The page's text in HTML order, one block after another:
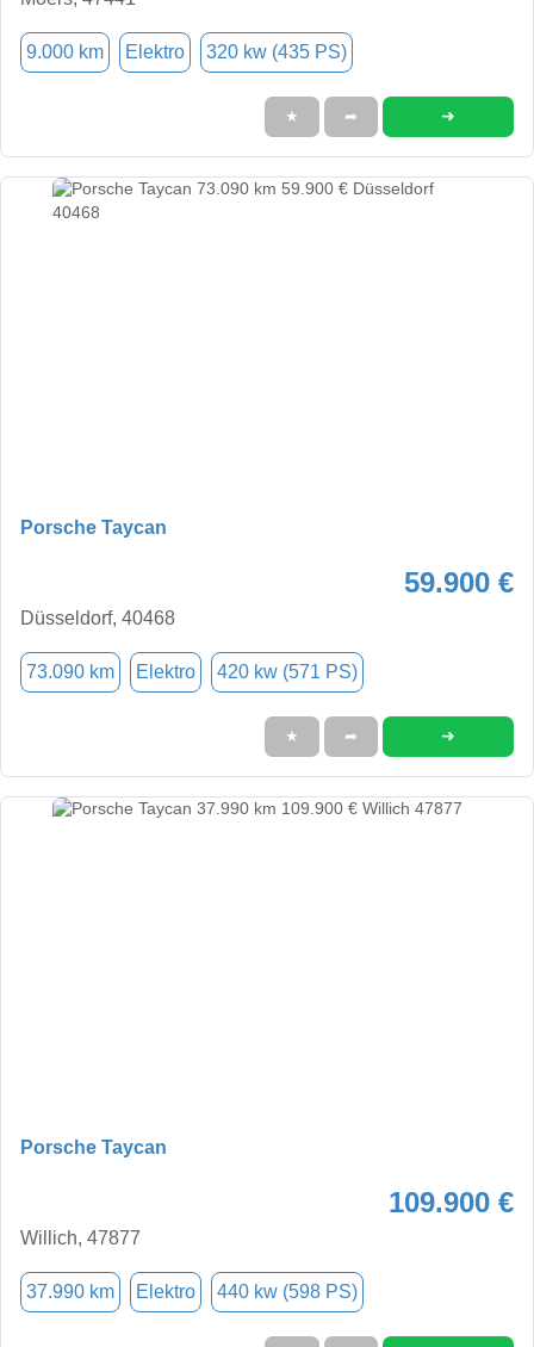
9.000 km Elektro 320 kw (435 PS)
★ ➦ ➜
Porsche Taycan
59.900 €
Düsseldorf, 40468
73.090 km Elektro 420 kw (571 PS)
★ ➦ ➜
Porsche Taycan
109.900 €
Willich, 47877
37.990 km Elektro 440 kw (598 PS)